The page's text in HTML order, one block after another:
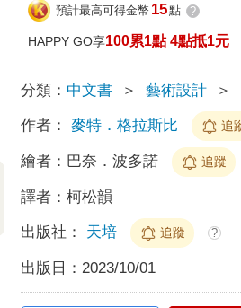
預計最高可得金幣 15點 ?
HAPPY GO享100累1點 4點抵1元
分類： 中文書 ＞ 藝術設計 ＞
作者： 麥特．格拉斯比 追
繪者： 巴奈．波多諾 追蹤
譯者：柯松韻
出版社： 天培 追蹤 ?
出版日： 2023/10/01